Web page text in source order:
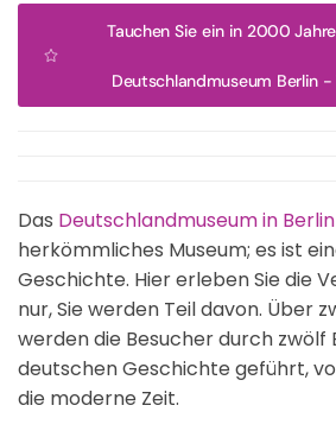
Tauchen Sie ein in 2000
Deutschlandmuseum Berlin
Das Deutschlandmuseum in Berlin
herkömmliches Museum; es ist
Geschichte. Hier erleben Sie die
nur, Sie werden Teil davon. Über
werden die Besucher durch zwölf
deutschen Geschichte geführt,
die moderne Zeit.